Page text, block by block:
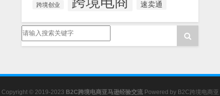
跨境创业 速卖通
Copyright © 2019-2023 B2C跨境电商亚马逊经验交流 Powered by B2C跨境电商亚